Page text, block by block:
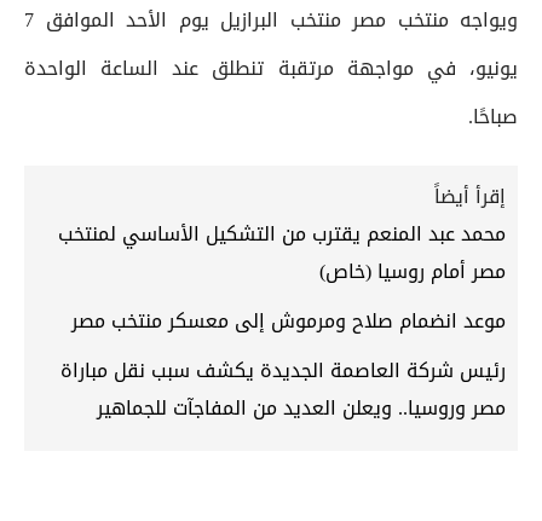
ويواجه منتخب مصر منتخب البرازيل يوم الأحد الموافق 7
يونيو، في مواجهة مرتقبة تنطلق عند الساعة الواحدة
صباحًا.
إقرأ أيضاً
محمد عبد المنعم يقترب من التشكيل الأساسي لمنتخب
مصر أمام روسيا (خاص)
موعد انضمام صلاح ومرموش إلى معسكر منتخب مصر
رئيس شركة العاصمة الجديدة يكشف سبب نقل مباراة
مصر وروسيا.. ويعلن العديد من المفاجآت للجماهير